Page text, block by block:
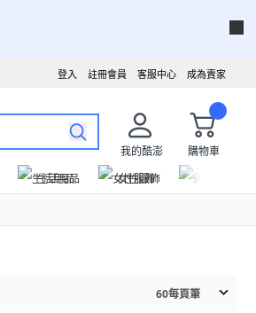
成為賣家
客服中心
註冊會員
登入
我的酷澎
購物車
生活用品 女性服飾
60每頁筆